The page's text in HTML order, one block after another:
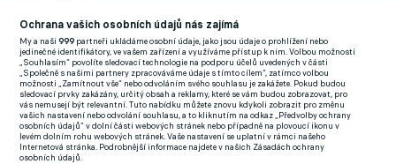
(EN)
FlashFutbal (SK)
Tenisportal.cz
Tenisové zprávy
na Livesportu
Ochrana vašich osobních údajů nás zajímá
My a naši999 partneři ukládáme osobní údaje, jako jsou údaje o prohlížení nebo
jedinečné identifikátory, ve vašem zařízení a využíváme přístup k nim. Volbou možnosti
„Souhlasím“ povolíte sledovací technologie na podporu účelů uvedených v části
„Společně s našimi partnery zpracováváme údaje s tímto cílem“, zatímco volbou
možnosti „Zamítnout vše“ nebo odvoláním svého souhlasu je zakážete. Pokud budou
sledovací prvky zakázány, určitý obsah a reklamy, které se vám budou zobrazovat, pro
vás nemusejí být relevantní. Tuto nabídku můžete znovu kdykoli zobrazit pro změnu
vašich nastavení nebo odvolání souhlasu, a to kliknutím na odkaz „Předvolby ochrany
osobních údajů“ v dolní části webových stránek nebo případně na plovoucí ikonu v
levém dolním rohu webových stránek. Vaše nastavení se uplatní v rámci našeho
Internetová stránka. Podrobnější informace najdete v našich Zásadách ochrany
osobních údajů.